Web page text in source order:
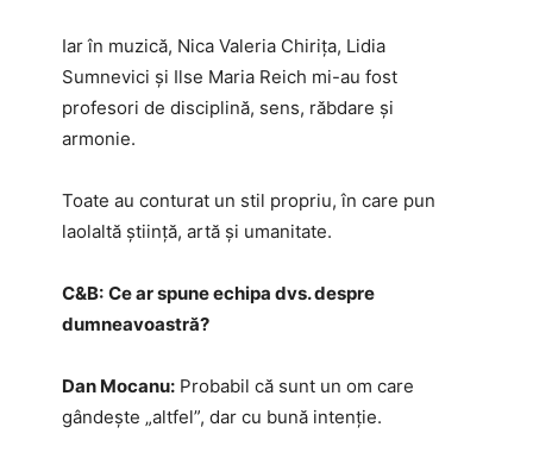
Iar în muzică, Nica Valeria Chirița, Lidia
Sumnevici și Ilse Maria Reich mi-au fost
profesori de disciplină, sens, răbdare și
armonie.
Toate au conturat un stil propriu, în care pun
laolaltă știință, artă și umanitate.
C&B: Ce ar spune echipa dvs. despre
dumneavoastră?
Dan Mocanu: Probabil că sunt un om care
gândește „altfel”, dar cu bună intenție.